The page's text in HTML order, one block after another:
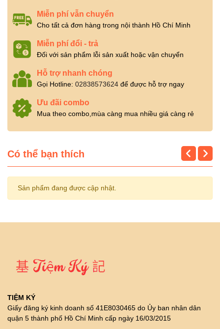
Miễn phí vẫn chuyển
Cho tất cả đơn hàng trong nội thành Hồ Chí Minh
Miễn phí đổi - trả
Đối với sản phẩm lỗi sản xuất hoặc vận chuyển
Hỗ trợ nhanh chóng
Gọi Hotline: 02838573624 để được hỗ trợ ngay
Ưu đãi combo
Mua theo combo,mùa càng mua nhiều giá càng rẻ
Có thể bạn thích
Sản phẩm đang được cập nhật.
TIỆM KÝ
Giấy đăng ký kinh doanh số 41E8030465 do Ủy ban nhân dân
quận 5 thành phố Hồ Chí Minh cấp ngày 16/03/2015